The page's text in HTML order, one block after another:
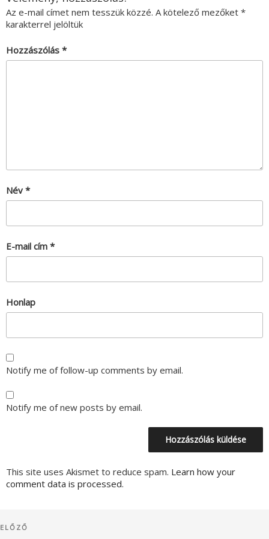
Az e-mail címet nem tesszük közzé. A kötelező mezőket *
karakterrel jelöltük
Hozzászólás *
Név *
E-mail cím *
Honlap
Notify me of follow-up comments by email.
Notify me of new posts by email.
This site uses Akismet to reduce spam. Learn how your
comment data is processed.
navigáció
Korábbi
ELŐZŐ